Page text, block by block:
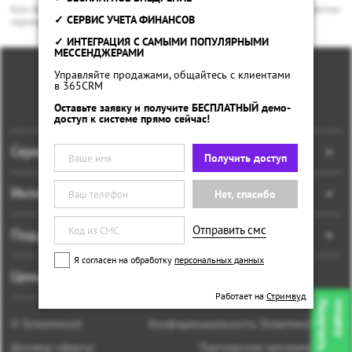
Если Вам это интересно, то оставьте Ваши данные и наш менеджер по развитию
партнерской программы свяжется с вами.
Сервисы
Онлайн-консультант
ИИ - ассистент
Генератор клиентов
Регистратор
CallBack Виджет
Квизлид
Интеграции
API Streamwood
Яндекс.Метрика
Яндекс.Диалоги
Google Analytics
amoCRM
Поддержка
Связь с отделом продаж
Цены
Наши тарифы
О Streamwood
Конфиденциальность Streamwood
Договор оферты
Партнерская программа П
о
л
у
ч
и
т
ь
с
к
и
д
к у
✓ СЕРВИС УЧЕТА ФИНАНСОВ
✓ ИНТЕГРАЦИЯ С САМЫМИ ПОПУЛЯРНЫМИ
МЕССЕНДЖЕРАМИ
Управляйте продажами, общайтесь с клиентами
в 365CRM
Оставьте заявку и получите БЕСПЛАТНЫЙ демо-
доступ к системе прямо сейчас!
Получить доступ
Нет, спасибо
Отправить смс
Я согласен на обработку персональных данных
Работает на Стримвуд